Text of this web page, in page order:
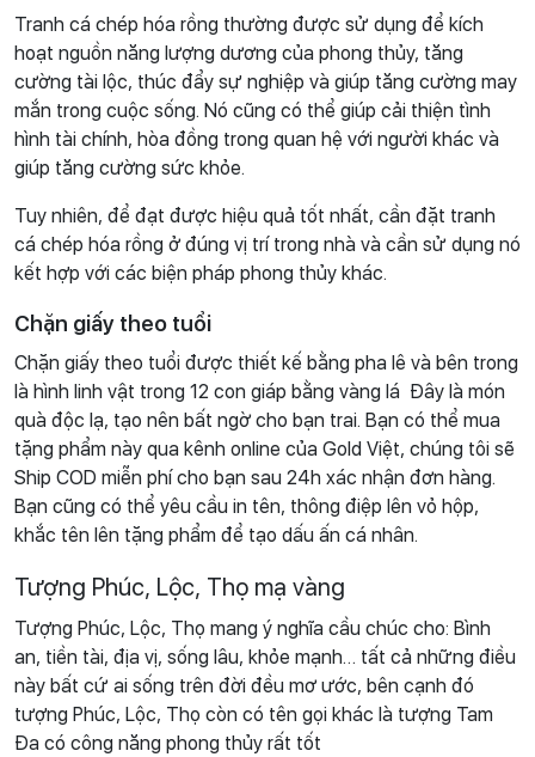
Tranh cá chép hóa rồng thường được sử dụng để kích
hoạt nguồn năng lượng dương của phong thủy, tăng
cường tài lộc, thúc đẩy sự nghiệp và giúp tăng cường may
mắn trong cuộc sống. Nó cũng có thể giúp cải thiện tình
hình tài chính, hòa đồng trong quan hệ với người khác và
giúp tăng cường sức khỏe.
Tuy nhiên, để đạt được hiệu quả tốt nhất, cần đặt tranh
cá chép hóa rồng ở đúng vị trí trong nhà và cần sử dụng nó
kết hợp với các biện pháp phong thủy khác.
Chặn giấy theo tuổi
Chặn giấy theo tuổi được thiết kế bằng pha lê và bên trong
là hình linh vật trong 12 con giáp bằng vàng lá Đây là món
quà độc lạ, tạo nên bất ngờ cho bạn trai. Bạn có thể mua
tặng phẩm này qua kênh online của Gold Việt, chúng tôi sẽ
Ship COD miễn phí cho bạn sau 24h xác nhận đơn hàng.
Bạn cũng có thể yêu cầu in tên, thông điệp lên vỏ hộp,
khắc tên lên tặng phẩm để tạo dấu ấn cá nhân.
Tượng Phúc, Lộc, Thọ mạ vàng
Tượng Phúc, Lộc, Thọ mang ý nghĩa cầu chúc cho: Bình
an, tiền tài, địa vị, sống lâu, khỏe mạnh… tất cả những điều
này bất cứ ai sống trên đời đều mơ ước, bên cạnh đó
tượng Phúc, Lộc, Thọ còn có tên gọi khác là tượng Tam
Đa có công năng phong thủy rất tốt